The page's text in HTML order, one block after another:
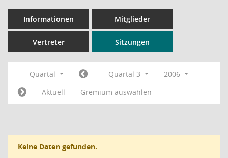
Informationen Mitglieder
Vertreter Sitzungen
Quartal Quartal 3
2006
Aktuell
Gremium auswählen
Keine Daten gefunden.